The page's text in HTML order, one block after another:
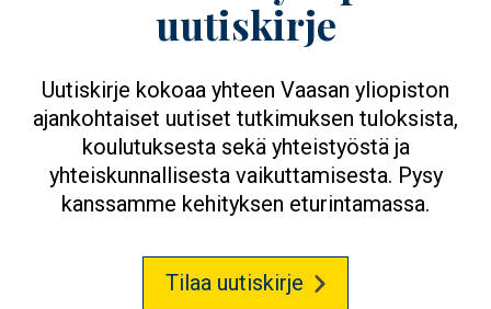
uutiskirje
Uutiskirje kokoaa yhteen Vaasan yliopiston
ajankohtaiset uutiset tutkimuksen tuloksista,
koulutuksesta sekä yhteistyöstä ja
yhteiskunnallisesta vaikuttamisesta. Pysy
kanssamme kehityksen eturintamassa.
Tilaa uutiskirje